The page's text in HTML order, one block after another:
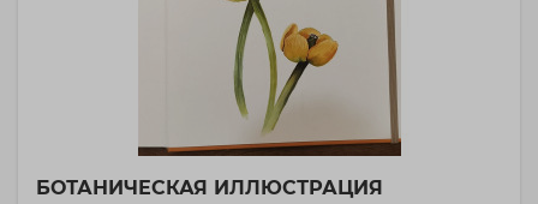
БОТАНИЧЕСКАЯ ИЛЛЮСТРАЦИЯ